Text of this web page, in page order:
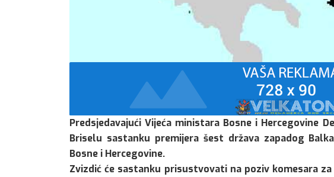
Predsjedavajući Vijeća ministara Bosne i Hercegovine
Briselu sastanku premijera šest država zapadog
Bosne i Hercegovine.
Zvizdić će sastanku prisustvovati na poziv komesara